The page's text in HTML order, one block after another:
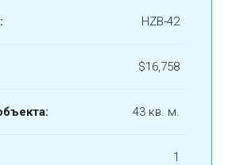
HZВ-42
$16,758
43 кв. м.
1